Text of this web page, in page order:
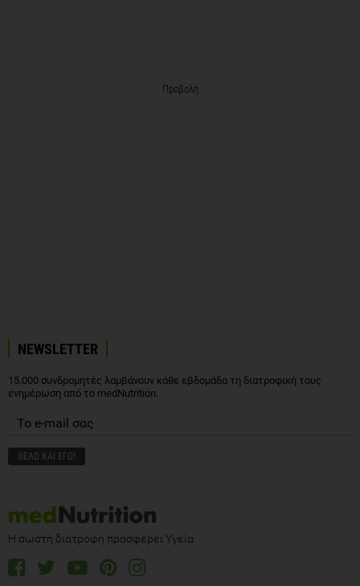
Προβολή
NEWSLETTER
15.000 συνδρομητές λαμβάνουν κάθε εβδομάδα τη διατροφική τους
ενημέρωση από το medNutrition.
Η σωστή διατροφή προσφέρει Υγεία